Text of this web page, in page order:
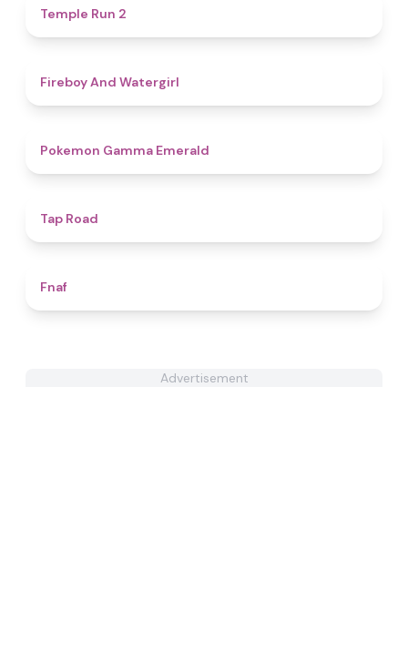
Temple Run 2
Fireboy And Watergirl
Pokemon Gamma Emerald
Tap Road
Fnaf
Advertisement